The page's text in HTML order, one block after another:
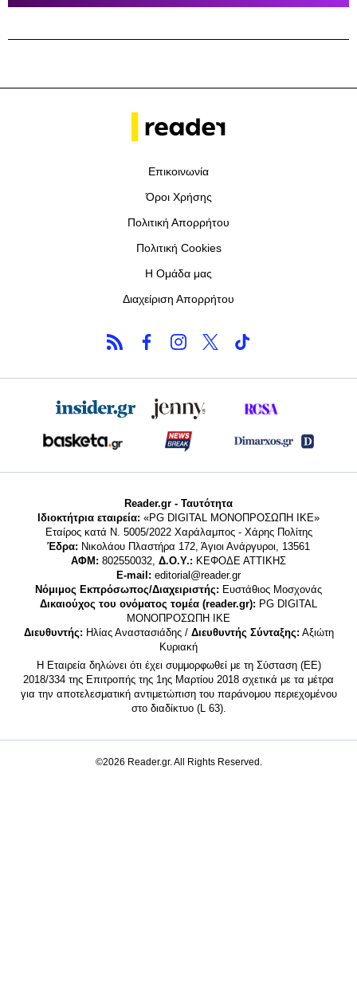
Επικοινωνία
Όροι Χρήσης
Πολιτική Απορρήτου
Πολιτική Cookies
Η Ομάδα μας
Διαχείριση Απορρήτου
Reader.gr - Ταυτότητα
Ιδιοκτήτρια εταιρεία: «PG DIGITAL MONΟΠΡΟΣΩΠΗ ΙΚΕ»
Εταίρος κατά Ν. 5005/2022 Χαράλαμπος - Χάρης Πολίτης
Έδρα: Νικολάου Πλαστήρα 172, Άγιοι Ανάργυροι, 13561
ΑΦΜ: 802550032, Δ.Ο.Υ.: ΚΕΦΟΔΕ ΑΤΤΙΚΗΣ
E-mail: editorial@reader.gr
Νόμιμος Εκπρόσωπος/Διαχειριστής: Ευστάθιος Μοσχονάς
Δικαιούχος του ονόματος τομέα (reader.gr): PG DIGITAL
MONΟΠΡΟΣΩΠΗ ΙΚΕ
Διευθυντής: Ηλίας Αναστασιάδης / Διευθυντής Σύνταξης: Αξιώτη
Κυριακή
Η Εταιρεία δηλώνει ότι έχει συμμορφωθεί με τη Σύσταση (ΕΕ)
2018/334 της Επιτροπής της 1ης Μαρτίου 2018 σχετικά με τα μέτρα
για την αποτελεσματική αντιμετώπιση του παράνομου περιεχομένου
στο διαδίκτυο (L 63).
©2026 Reader.gr. All Rights Reserved.